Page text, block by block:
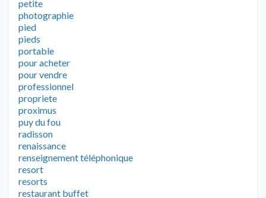
petite
photographie
pied
pieds
portable
pour acheter
pour vendre
professionnel
propriete
proximus
puy du fou
radisson
renaissance
renseignement téléphonique
resort
resorts
restaurant buffet